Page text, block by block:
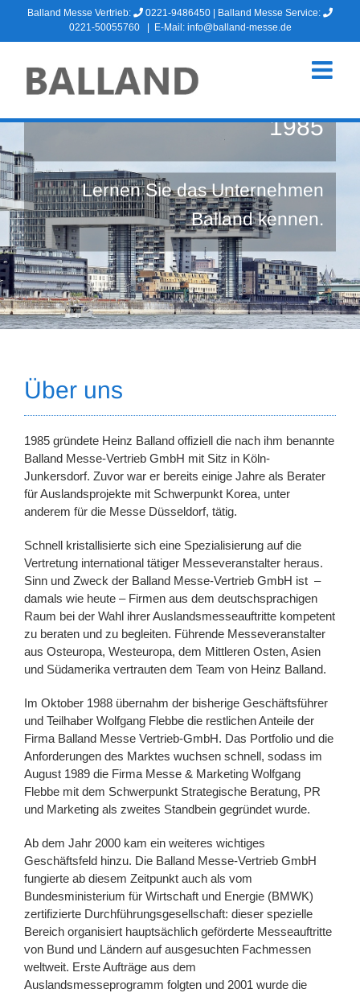
springen
Balland Messe Vertrieb: 0221-9486450 | Balland Messe Service:
0221-50055760
E-Mail: info@balland-messe.de
MESSEMARKETING SEIT
1985
Lernen Sie das Unternehmen
Balland kennen.
Über uns
1985 gründete Heinz Balland offiziell die nach ihm benannte
Balland Messe-Vertrieb GmbH mit Sitz in Köln-
Junkersdorf. Zuvor war er bereits einige Jahre als Berater
für Auslandsprojekte mit Schwerpunkt Korea, unter
anderem für die Messe Düsseldorf, tätig.
Schnell kristallisierte sich eine Spezialisierung auf die
Vertretung international tätiger Messeveranstalter heraus.
Sinn und Zweck der Balland Messe-Vertrieb GmbH ist –
damals wie heute – Firmen aus dem deutschsprachigen
Raum bei der Wahl ihrer Auslandsmesseauftritte kompetent
zu beraten und zu begleiten. Führende Messeveranstalter
aus Osteuropa, Westeuropa, dem Mittleren Osten, Asien
und Südamerika vertrauten dem Team von Heinz Balland.
Im Oktober 1988 übernahm der bisherige Geschäftsführer
und Teilhaber Wolfgang Flebbe die restlichen Anteile der
Firma Balland Messe Vertrieb-GmbH. Das Portfolio und die
Anforderungen des Marktes wuchsen schnell, sodass im
August 1989 die Firma Messe & Marketing Wolfgang
Flebbe mit dem Schwerpunkt Strategische Beratung, PR
und Marketing als zweites Standbein gegründet wurde.
Ab dem Jahr 2000 kam ein weiteres wichtiges
Geschäftsfeld hinzu. Die Balland Messe-Vertrieb GmbH
fungierte ab diesem Zeitpunkt auch als vom
Bundesministerium für Wirtschaft und Energie (BMWK)
zertifizierte Durchführungsgesellschaft: dieser spezielle
Bereich organisiert hauptsächlich geförderte Messeauftritte
von Bund und Ländern auf ausgesuchten Fachmessen
weltweit. Erste Aufträge aus dem
Auslandsmesseprogramm folgten und 2001 wurde die